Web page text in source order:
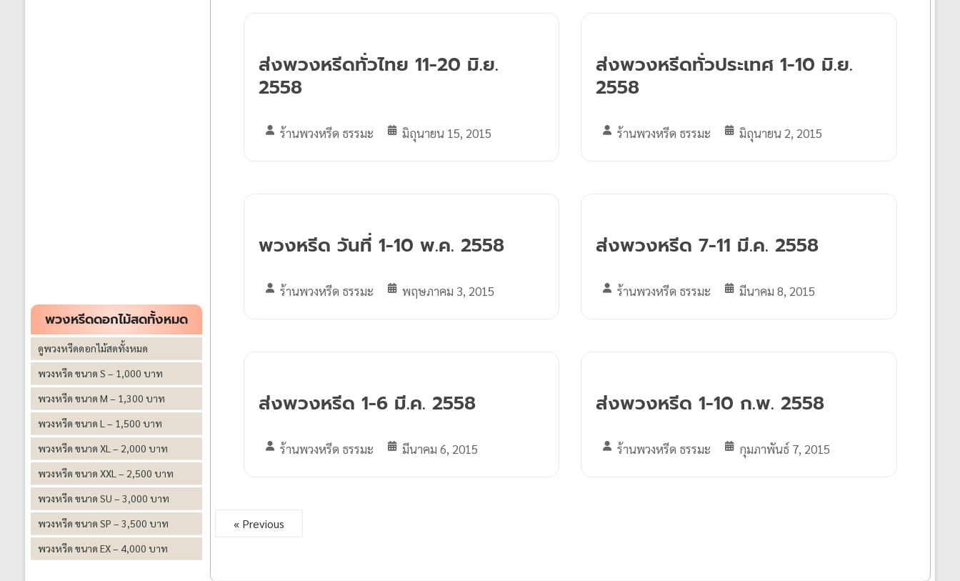
ส่งพวงหรีดทั่วไทย 11-20 มิ.ย.
2558
ร้านพวงหรีด ธรรมะ มิถุนายน 15, 2015
ส่งพวงหรีดทั่วประเทศ 1-10 มิ.ย.
2558
ร้านพวงหรีด ธรรมะ มิถุนายน 2, 2015
พวงหรีด วันที่ 1-10 พ.ค. 2558
ร้านพวงหรีด ธรรมะ พฤษภาคม 3, 2015
ส่งพวงหรีด 7-11 มี.ค. 2558
ร้านพวงหรีด ธรรมะ มีนาคม 8, 2015
ส่งพวงหรีด 1-6 มี.ค. 2558
ร้านพวงหรีด ธรรมะ มีนาคม 6, 2015
ส่งพวงหรีด 1-10 ก.พ. 2558
ร้านพวงหรีด ธรรมะ กุมภาพันธ์ 7, 2015
« Previous
พวงหรีดดอกไม้สดทั้งหมด
ดูพวงหรีดดอกไม้สดทั้งหมด
พวงหรีด ขนาด S – 1,000 บาท
พวงหรีด ขนาด M – 1,300 บาท
พวงหรีด ขนาด L – 1,500 บาท
พวงหรีด ขนาด XL – 2,000 บาท
พวงหรีด ขนาด XXL – 2,500 บาท
พวงหรีด ขนาด SU – 3,000 บาท
พวงหรีด ขนาด SP – 3,500 บาท
พวงหรีด ขนาด EX – 4,000 บาท